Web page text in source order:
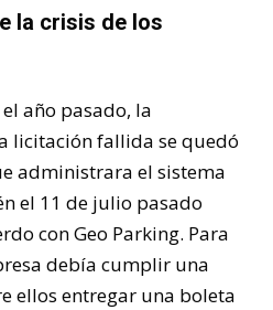
la crisis de los
año pasado, la
licitación fallida se quedó
administrara el sistema
el 11 de julio pasado
con Geo Parking. Para
debía cumplir una
ellos entregar una boleta